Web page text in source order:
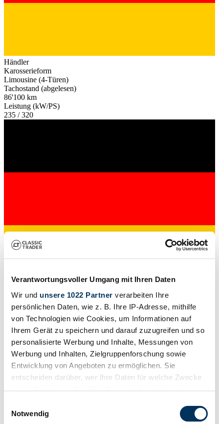
Verantwortungsvoller Umgang mit Ihren Daten
Wir und unsere 1022 Partner verarbeiten Ihre
persönlichen Daten, wie z. B. Ihre IP-Adresse, mithilfe
von Technologien wie Cookies, um Informationen auf
Ihrem Gerät zu speichern und darauf zuzugreifen und so
personalisierte Werbung und Inhalte, Messungen von
Werbung und Inhalten, Zielgruppenforschung sowie
Entwicklung von Angeboten zu ermöglichen. Sie
entscheiden darüber, wer Ihre Daten für welche Zwecke
nutzt. Sie können Ihre Einwilligung jederzeit über die
Trigger Symbol ändern oder widerrufen
Notwendig
Händler
Karosserieform
Limousine (4-Türen)
Tachostand (abgelesen)
86'100 km
Leistung (kW/PS)
235 / 320
Händler